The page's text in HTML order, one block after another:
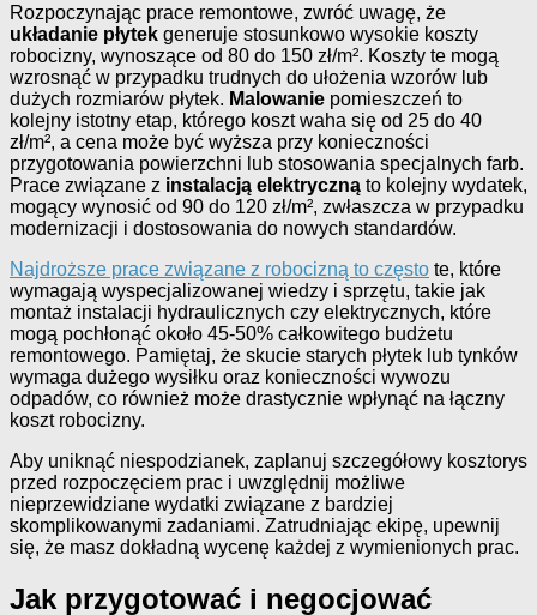
Rozpoczynając prace remontowe, zwróć uwagę, że
układanie płytek generuje stosunkowo wysokie koszty
robocizny, wynoszące od 80 do 150 zł/m². Koszty te mogą
wzrosnąć w przypadku trudnych do ułożenia wzorów lub
dużych rozmiarów płytek. Malowanie pomieszczeń to
kolejny istotny etap, którego koszt waha się od 25 do 40
zł/m², a cena może być wyższa przy konieczności
przygotowania powierzchni lub stosowania specjalnych farb.
Prace związane z instalacją elektryczną to kolejny wydatek,
mogący wynosić od 90 do 120 zł/m², zwłaszcza w przypadku
modernizacji i dostosowania do nowych standardów.
Najdroższe prace związane z robocizną to często te, które
wymagają wyspecjalizowanej wiedzy i sprzętu, takie jak
montaż instalacji hydraulicznych czy elektrycznych, które
mogą pochłonąć około 45-50% całkowitego budżetu
remontowego. Pamiętaj, że skucie starych płytek lub tynków
wymaga dużego wysiłku oraz konieczności wywozu
odpadów, co również może drastycznie wpłynąć na łączny
koszt robocizny.
Aby uniknąć niespodzianek, zaplanuj szczegółowy kosztorys
przed rozpoczęciem prac i uwzględnij możliwe
nieprzewidziane wydatki związane z bardziej
skomplikowanymi zadaniami. Zatrudniając ekipę, upewnij
się, że masz dokładną wycenę każdej z wymienionych prac.
Jak przygotować i negocjować